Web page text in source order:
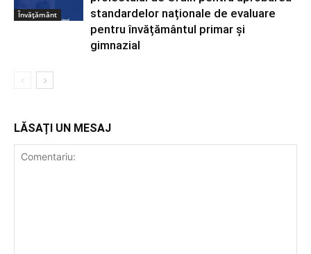
Învățământ
standardelor naționale de evaluare
pentru învățământul primar și
gimnazial
LĂSAȚI UN MESAJ